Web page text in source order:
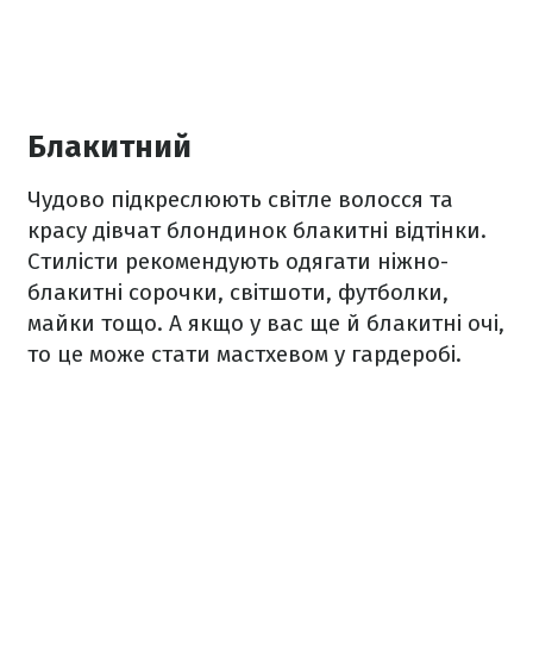
Блакитний
Чудово підкреслюють світле волосся та
красу дівчат блондинок блакитні відтінки.
Стилісти рекомендують одягати ніжно-
блакитні сорочки, світшоти, футболки,
майки тощо. А якщо у вас ще й блакитні очі,
то це може стати мастхевом у гардеробі.